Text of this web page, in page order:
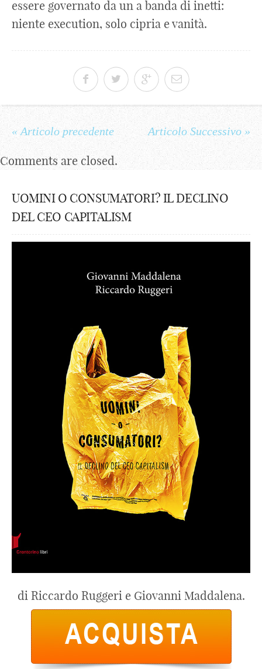
essere governato da un a banda di inetti:
niente execution, solo cipria e vanità.
« Articolo precedente Articolo Successivo »
Comments are closed.
UOMINI O CONSUMATORI? IL DECLINO
DEL CEO CAPITALISM
di Riccardo Ruggeri e Giovanni Maddalena.